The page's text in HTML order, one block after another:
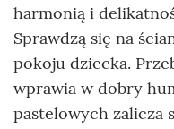
harmonią i
Sprawdzą się na
pokoju dziecka.
wprawia w dobry
pastelowych zalicza